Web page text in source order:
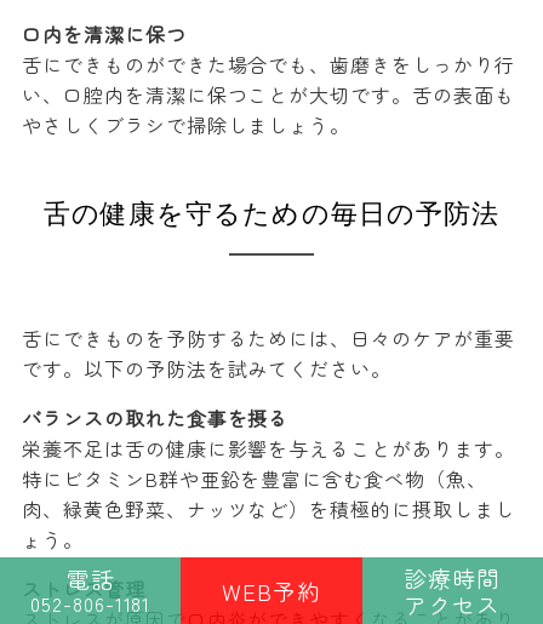
口内を清潔に保つ
舌にできものができた場合でも、歯磨きをしっかり行
い、口腔内を清潔に保つことが大切です。舌の表面も
やさしくブラシで掃除しましょう。
舌の健康を守るための毎日の予防法
舌にできものを予防するためには、日々のケアが重要
です。以下の予防法を試みてください。
バランスの取れた食事を摂る
栄養不足は舌の健康に影響を与えることがあります。
特にビタミンB群や亜鉛を豊富に含む食べ物（魚、
肉、緑黄色野菜、ナッツなど）を積極的に摂取しまし
ょう。
ストレス管理
電話
052-806-1181 WEB予約
診療時間
アクセス